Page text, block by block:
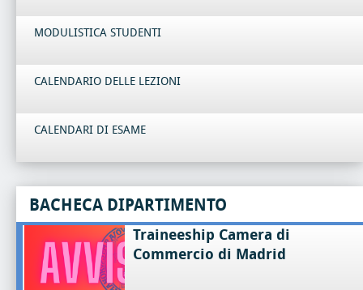
MODULISTICA STUDENTI
CALENDARIO DELLE LEZIONI
CALENDARI DI ESAME
BACHECA DIPARTIMENTO
Traineeship Camera di
Commercio di Madrid